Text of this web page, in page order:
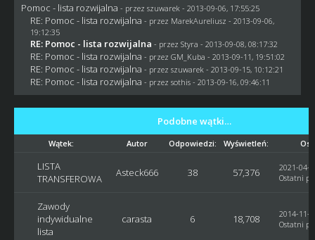
Pomoc - lista rozwijalna - przez szuwarek - 2013-09-06, 17:55:25
RE: Pomoc - lista rozwijalna - przez MarekAureliusz - 2013-09-06,
19:12:35
RE: Pomoc - lista rozwijalna - przez Styra - 2013-09-08, 08:17:32
RE: Pomoc - lista rozwijalna - przez GM_Kuba - 2013-09-11, 19:51:02
RE: Pomoc - lista rozwijalna - przez szuwarek - 2013-09-15, 10:12:21
RE: Pomoc - lista rozwijalna - przez sothis- 2013-09-16, 09:46:11
Podobne wątki…
Wątek: Autor Odpowiedzi: Wyświetleń:
LISTA
TRANSFEROWA
Asteck666 38 57,376
2021-04-
Ostatni
Zawody
indywidualne
lista
carasta 6 18,708
2014-11-
Ostatni